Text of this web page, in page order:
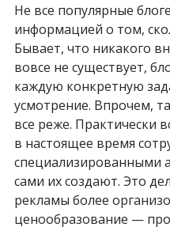
Не все популярные
информацией о том,
Бывает, что никакого
вовсе не существует,
каждую конкретную
усмотрение. Впрочем,
все реже. Практически
в настоящее время
специализированными
сами их создают. Это
рекламы более
ценообразование —